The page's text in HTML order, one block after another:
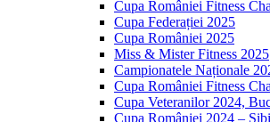
Cupa României Fitness
Cupa Federației 2025
Cupa României 2025
Miss & Mister Fitness 2025
Campionatele Naționale
Cupa României Fitness
Cupa Veteranilor 2024,
Cupa României 2024 –